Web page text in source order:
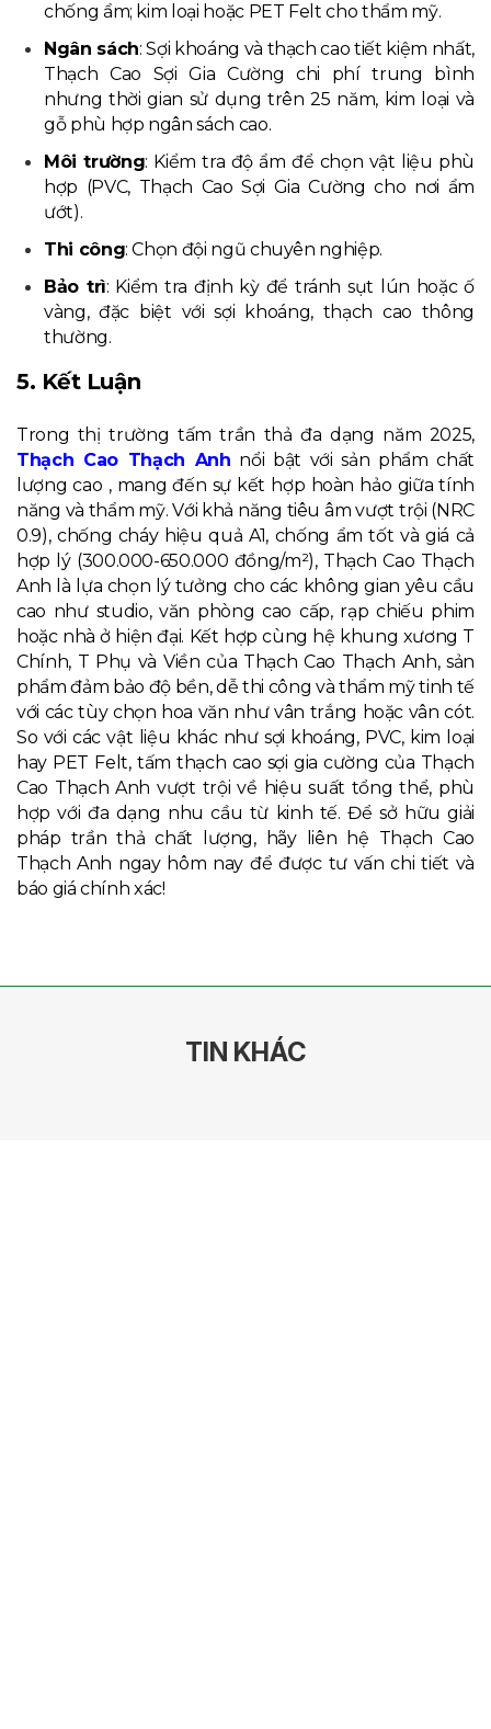
chống ẩm; kim loại hoặc PET Felt cho thẩm mỹ.
Ngân sách: Sợi khoáng và thạch cao tiết kiệm nhất,
Thạch Cao Sợi Gia Cường chi phí trung bình
nhưng thời gian sử dụng trên 25 năm, kim loại và
gỗ phù hợp ngân sách cao.
Môi trường: Kiểm tra độ ẩm để chọn vật liệu phù
hợp (PVC, Thạch Cao Sợi Gia Cường cho nơi ẩm
ướt).
Thi công: Chọn đội ngũ chuyên nghiệp.
Bảo trì: Kiểm tra định kỳ để tránh sụt lún hoặc ố
vàng, đặc biệt với sợi khoáng, thạch cao thông
thường.
5. Kết Luận
Trong thị trường tấm trần thả đa dạng năm 2025,
Thạch Cao Thạch Anh nổi bật với sản phẩm chất
lượng cao , mang đến sự kết hợp hoàn hảo giữa tính
năng và thẩm mỹ. Với khả năng tiêu âm vượt trội (NRC
0.9), chống cháy hiệu quả A1, chống ẩm tốt và giá cả
hợp lý (300.000-650.000 đồng/m²), Thạch Cao Thạch
Anh là lựa chọn lý tưởng cho các không gian yêu cầu
cao như studio, văn phòng cao cấp, rạp chiếu phim
hoặc nhà ở hiện đại. Kết hợp cùng hệ khung xương T
Chính, T Phụ và Viền của Thạch Cao Thạch Anh, sản
phẩm đảm bảo độ bền, dễ thi công và thẩm mỹ tinh tế
với các tùy chọn hoa văn như vân trắng hoặc vân cót.
So với các vật liệu khác như sợi khoáng, PVC, kim loại
hay PET Felt, tấm thạch cao sợi gia cường của Thạch
Cao Thạch Anh vượt trội về hiệu suất tổng thể, phù
hợp với đa dạng nhu cầu từ kinh tế. Để sở hữu giải
pháp trần thả chất lượng, hãy liên hệ Thạch Cao
Thạch Anh ngay hôm nay để được tư vấn chi tiết và
báo giá chính xác!
TIN KHÁC